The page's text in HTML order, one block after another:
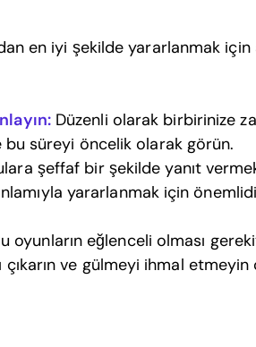
en iyi şekilde yararlanmak için
Düzenli olarak birbirinize
süreyi öncelik olarak görün.
şeffaf bir şekilde yanıt vermek
yararlanmak için
oyunların eğlenceli olması
çıkarın ve gülmeyi ihmal